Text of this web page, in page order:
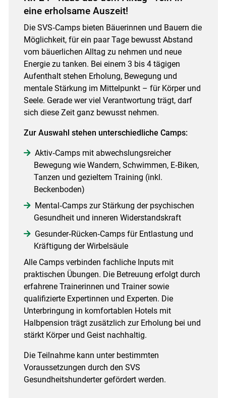
Skip to main content
eine erholsame Auszeit!
Die SVS‑Camps bieten Bäuerinnen und Bauern die
Möglichkeit, für ein paar Tage bewusst Abstand
vom bäuerlichen Alltag zu nehmen und neue
Energie zu tanken. Bei einem 3 bis 4 tägigen
Aufenthalt stehen Erholung, Bewegung und
mentale Stärkung im Mittelpunkt – für Körper und
Seele. Gerade wer viel Verantwortung trägt, darf
sich diese Zeit ganz bewusst nehmen.
Zur Auswahl stehen unterschiedliche Camps:
Aktiv‑Camps mit abwechslungsreicher
Bewegung wie Wandern, Schwimmen, E‑Biken,
Tanzen und gezieltem Training (inkl.
Beckenboden)
Mental‑Camps zur Stärkung der psychischen
Gesundheit und inneren Widerstandskraft
Gesunder‑Rücken‑Camps für Entlastung und
Kräftigung der Wirbelsäule
Alle Camps verbinden fachliche Inputs mit
praktischen Übungen. Die Betreuung erfolgt durch
erfahrene Trainerinnen und Trainer sowie
qualifizierte Expertinnen und Experten. Die
Unterbringung in komfortablen Hotels mit
Halbpension trägt zusätzlich zur Erholung bei und
stärkt Körper und Geist nachhaltig.
Die Teilnahme kann unter bestimmten
Voraussetzungen durch den SVS
Gesundheitshunderter gefördert werden.